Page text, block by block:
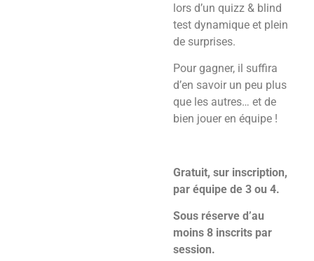
lors d’un quizz & blind
test dynamique et plein
de surprises.
Pour gagner, il suffira
d’en savoir un peu plus
que les autres… et de
bien jouer en équipe !
Gratuit, sur inscription,
par équipe de 3 ou 4.
Sous réserve d’au
moins 8 inscrits par
session.